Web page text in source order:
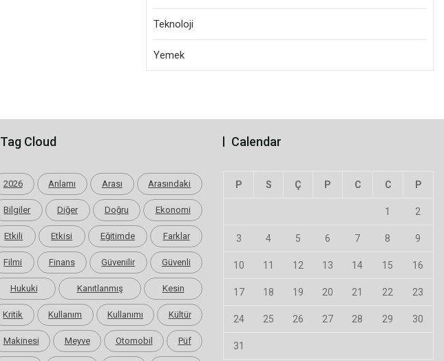
Teknoloji
Yemek
Tag Cloud
2026 Anlamı Arası Arasındaki
Bilgiler Diğer Doğru Ekonomi
Etkili Etkisi Eğitimde Farklar
Filmi Finans Güvenilir Güvenli
Hukuki Kanıtlanmış Kesin
Kritik Kullanım Kullanımı Kültür
Makinesi Meyve Otomobil Püf
Calendar
P S Ç P C C P
1 2
3 4 5 6 7 8 9
10 11 12 13 14 15 16
17 18 19 20 21 22 23
24 25 26 27 28 29 30
31